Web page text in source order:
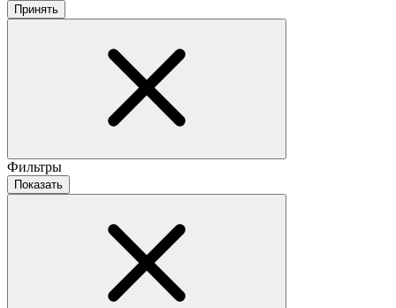
Принять
Фильтры
Показать